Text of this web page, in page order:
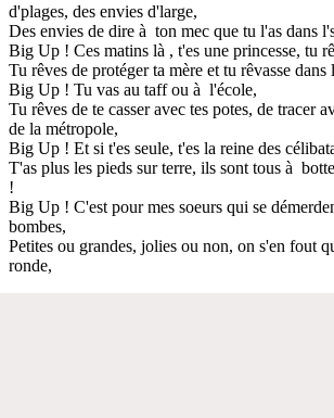
d'plages, des envies d'large,
Des envies de dire à ton mec que tu l'as dans
Big Up ! Ces matins là , t'es une princesse, tu
Tu rêves de protéger ta mère et tu rêvasse dans
Big Up ! Tu vas au taff ou à l'école,
Tu rêves de te casser avec tes potes, de tracer
de la métropole,
Big Up ! Et si t'es seule, t'es la reine des
T'as plus les pieds sur terre, ils sont tous à
!
Big Up ! C'est pour mes soeurs qui se
bombes,
Petites ou grandes, jolies ou non, on s'en fout
ronde,